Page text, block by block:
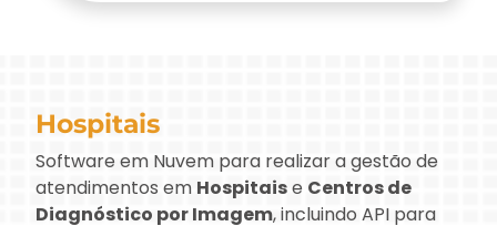
Hospitais
Software em Nuvem para realizar a gestão de
atendimentos em Hospitaise Centros de
Diagnóstico por Imagem, incluindo API para